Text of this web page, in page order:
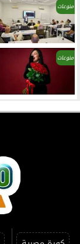
منوعات
منوعات